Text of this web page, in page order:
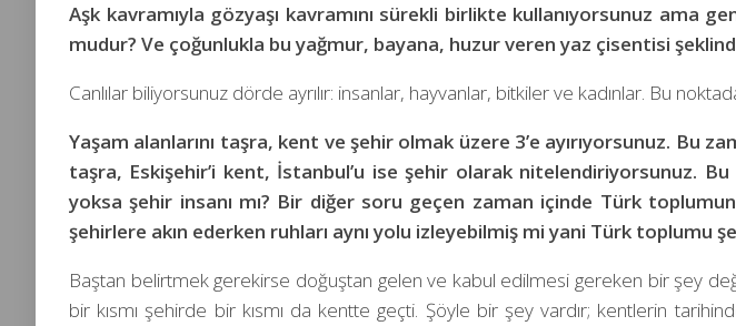
Aşk kavramıyla gözyaşı kavramını sürekli birlikte kullanıyorsunuz ama
mudur? Ve çoğunlukla bu yağmur, bayana, huzur veren yaz çisentisi
Canlılar biliyorsunuz dörde ayrılır: insanlar, hayvanlar, bitkiler ve kadınlar. Bu
Yaşam alanlarını taşra, kent ve şehir olmak üzere 3’e ayırıyorsunuz. Bu
taşra, Eskişehir’i kent, İstanbul’u ise şehir olarak nitelendiriyorsunuz.
yoksa şehir insanı mı? Bir diğer soru geçen zaman içinde Türk
şehirlere akın ederken ruhları aynı yolu izleyebilmiş mi yani Türk toplumu
Baştan belirtmek gerekirse doğuştan gelen ve kabul edilmesi gereken bir şey
bir kısmı şehirde bir kısmı da kentte geçti. Şöyle bir şey vardır; kentlerin